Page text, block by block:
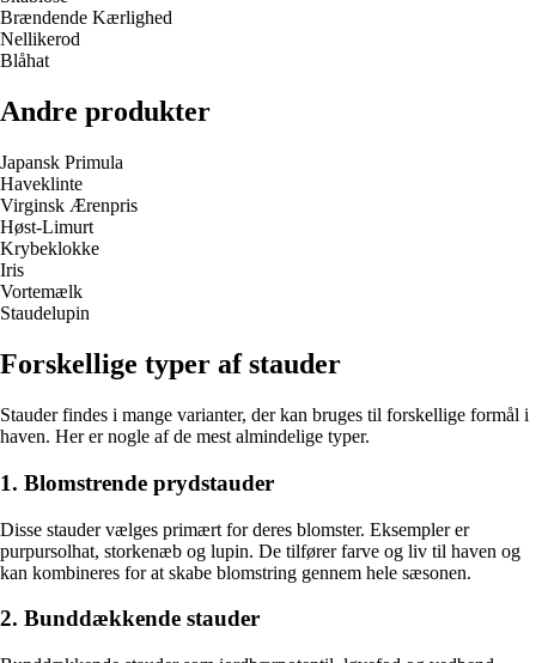
Brændende Kærlighed
Nellikerod
Blåhat
Andre produkter
Japansk Primula
Haveklinte
Virginsk Ærenpris
Høst-Limurt
Krybeklokke
Iris
Vortemælk
Staudelupin
Forskellige typer af stauder
Stauder findes i mange varianter, der kan bruges til forskellige formål i
haven. Her er nogle af de mest almindelige typer.
1. Blomstrende prydstauder
Disse stauder vælges primært for deres blomster. Eksempler er
purpursolhat, storkenæb og lupin. De tilfører farve og liv til haven og
kan kombineres for at skabe blomstring gennem hele sæsonen.
2. Bunddækkende stauder